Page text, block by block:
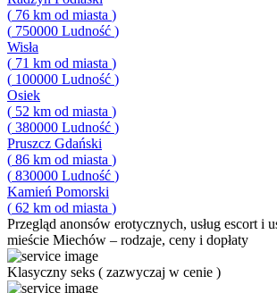
( 76 km od miasta )
( 750000 Ludność )
Wisła
( 71 km od miasta )
( 100000 Ludność )
Osiek
( 52 km od miasta )
( 380000 Ludność )
Pruszcz Gdański
( 86 km od miasta )
( 830000 Ludność )
Kamień Pomorski
( 62 km od miasta )
Przegląd anonsów erotycznych, usług escort i
mieście Miechów – rodzaje, ceny i dopłaty
Klasyczny seks ( zazwyczaj w cenie )